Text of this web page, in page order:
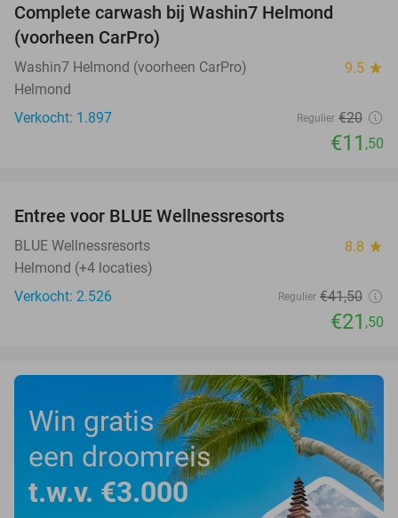
Complete carwash bij Washin7 Helmond
(voorheen CarPro)
Washin7 Helmond (voorheen CarPro) 9.5 star
Helmond
Verkocht: 1.897
Regulier €20
€11 ,50
Entree voor BLUE Wellnessresorts
BLUE Wellnessresorts 8.8 star
Helmond (+4 locaties)
Verkocht: 2.526
Regulier €41,50
€21 ,50
Win gratis
een droomreis
t.w.v. €3.000